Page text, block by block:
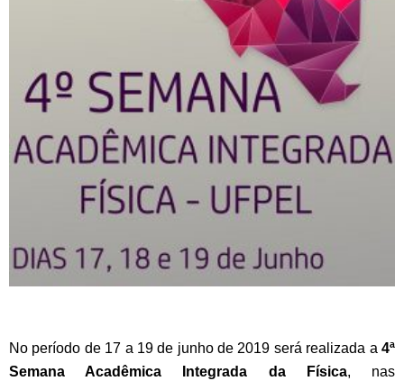
No período de 17 a 19 de junho de 2019 será realizada a 4ª
Semana Acadêmica Integrada da Física, nas